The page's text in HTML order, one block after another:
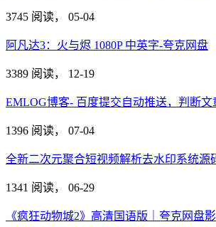
3745 阅读， 05-04
阿凡达3：火与烬 1080P 中英字-夸克网盘
3389 阅读， 12-19
EMLOG博客- 百度提交自动推送，判断文
1396 阅读， 07-04
全新二次元聚合短视频解析去水印系统源
1341 阅读， 06-29
《疯狂动物城2》高清国语版｜夸克网盘